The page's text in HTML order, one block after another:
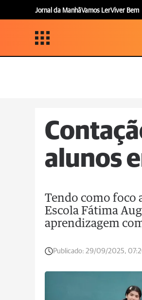
Jornal da ManhãVamos LerViver Bem
alunos
Tendo como foco
Escola Fátima
aprendizagem
Publicado: 29/09/2025,